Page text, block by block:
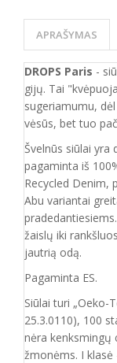
APRAŠYMAS
DROPS Paris -
gijų. Tai
sugeriamumu,
vėsūs, bet tuo
Švelnūs siūlai yra
pagaminta iš
Recycled Denim,
Abu variantai
žaislų iki
jautrią odą.
Pagaminta ES.
Siūlai turi „Oeko-
25.3.0110), 100
nėra kenksmingų
žmonėms. I klasė